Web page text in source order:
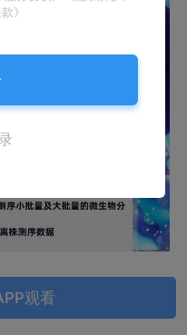
观看